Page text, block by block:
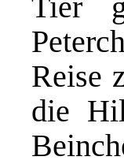
Reise
die